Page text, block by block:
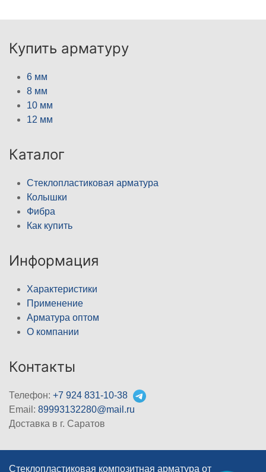
Купить арматуру
6 мм
8 мм
10 мм
12 мм
Каталог
Стеклопластиковая арматура
Колышки
Фибра
Как купить
Информация
Характеристики
Применение
Арматура оптом
О компании
Контакты
Телефон: +7 924 831-10-38
Email: 89993132280@mail.ru
Доставка в г. Саратов
Стеклопластиковая композитная арматура от